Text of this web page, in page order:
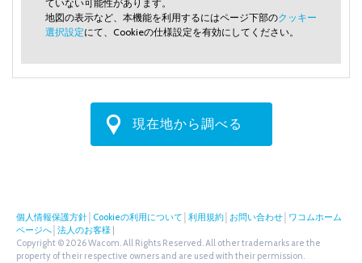
ていない可能性があります。
地図の表示など、本機能を利用するにはページ下部のクッキー
選択設定にて、Cookieの仕様設定を有効にしてください。
現在地から調べる
個人情報保護方針 Cookieの利用について 利用規約 お問い合わせ ワコムホーム
ページへ 法人のお客様
Copyright © 2026 Wacom. All Rights Reserved. All other trademarks are the
property of their respective owners and are used with their permission.